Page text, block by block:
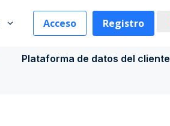
Acceso Registro
Plataforma de datos del cliente